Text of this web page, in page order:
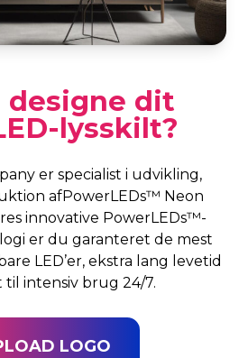
designe dit
lysskilt?
er specialist i udvikling,
afPowerLEDs™ Neon
innovative PowerLEDs™-
er du garanteret de mest
LED’er, ekstra lang levetid
til intensiv brug 24/7.
LOGO